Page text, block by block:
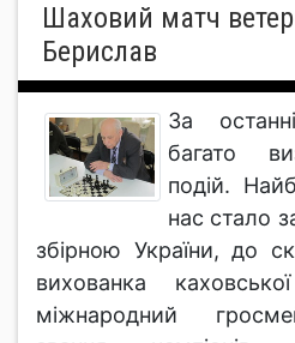
Шаховий матч
Берислав
За
багато
подій.
нас стало
збірною України, до
вихованка
міжнародний